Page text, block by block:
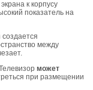
к корпусу
показатель на
между
может
при размещении